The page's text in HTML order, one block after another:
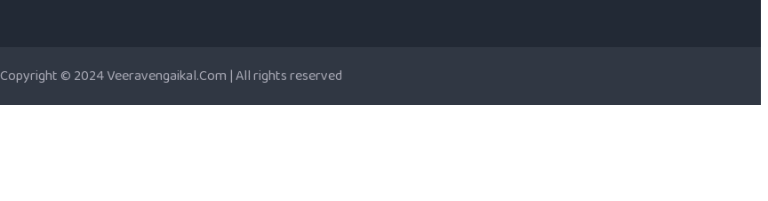
Copyright © 2024 Veeravengaikal.Com | All rights reserved